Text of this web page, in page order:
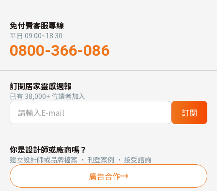
免付費客服專線
平日 09:00~18:30
0800-366-086
訂閱居家靈感週報
已有 38,000+ 位讀者加入
訂閱
你是設計師或廠商嗎？
建立設計師或品牌檔案 · 刊登案例 · 接受諮詢
廣告合作